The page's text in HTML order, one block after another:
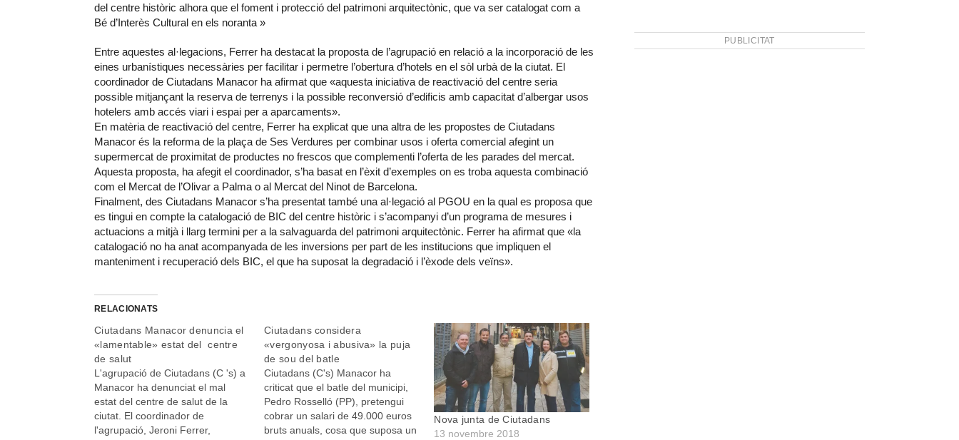
del centre històric alhora que el foment i protecció del patrimoni arquitectònic, que va ser catalogat com a
Bé d’Interès Cultural en els noranta »
Entre aquestes al·legacions, Ferrer ha destacat la proposta de l’agrupació en relació a la incorporació de les
eines urbanístiques necessàries per facilitar i permetre l’obertura d’hotels en el sòl urbà de la ciutat. El
coordinador de Ciutadans Manacor ha afirmat que «aquesta iniciativa de reactivació del centre seria
possible mitjançant la reserva de terrenys i la possible reconversió d’edificis amb capacitat d’albergar usos
hotelers amb accés viari i espai per a aparcaments».
En matèria de reactivació del centre, Ferrer ha explicat que una altra de les propostes de Ciutadans
Manacor és la reforma de la plaça de Ses Verdures per combinar usos i oferta comercial afegint un
supermercat de proximitat de productes no frescos que complementi l’oferta de les parades del mercat.
Aquesta proposta, ha afegit el coordinador, s’ha basat en l’èxit d’exemples on es troba aquesta combinació
com el Mercat de l’Olivar a Palma o al Mercat del Ninot de Barcelona.
Finalment, des Ciutadans Manacor s’ha presentat també una al·legació al PGOU en la qual es proposa que
es tingui en compte la catalogació de BIC del centre històric i s’acompanyi d’un programa de mesures i
actuacions a mitjà i llarg termini per a la salvaguarda del patrimoni arquitectònic. Ferrer ha afirmat que «la
catalogació no ha anat acompanyada de les inversions per part de les institucions que impliquen el
manteniment i recuperació dels BIC, el que ha suposat la degradació i l’èxode dels veïns».
RELACIONATS
Ciutadans Manacor denuncia el
«lamentable» estat del centre
de salut
L'agrupació de Ciutadans (C 's) a
Manacor ha denunciat el mal
estat del centre de salut de la
ciutat. El coordinador de
l'agrupació, Jeroni Ferrer,
Ciutadans considera
«vergonyosa i abusiva» la puja
de sou del batle
Ciutadans (C's) Manacor ha
criticat que el batle del municipi,
Pedro Rosselló (PP), pretengui
cobrar un salari de 49.000 euros
bruts anuals, cosa que suposa un
Nova junta de Ciutadans
13 novembre 2018
PUBLICITAT